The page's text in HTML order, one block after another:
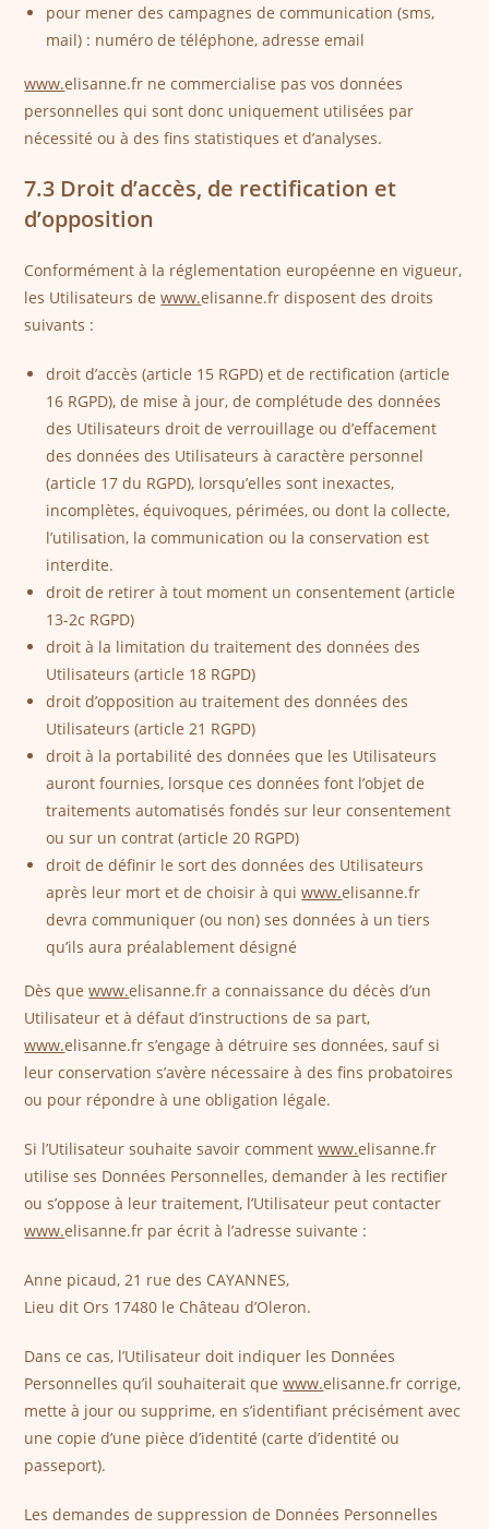
pour mener des campagnes de communication (sms,
mail) : numéro de téléphone, adresse email
www.elisanne.fr ne commercialise pas vos données
personnelles qui sont donc uniquement utilisées par
nécessité ou à des fins statistiques et d’analyses.
7.3 Droit d’accès, de rectification et
d’opposition
Conformément à la réglementation européenne en vigueur,
les Utilisateurs dewww.elisanne.fr disposent des droits
suivants :
droit d’accès (article 15 RGPD) et de rectification (article
16 RGPD), de mise à jour, de complétude des données
des Utilisateurs droit de verrouillage ou d’effacement
des données des Utilisateurs à caractère personnel
(article 17 du RGPD), lorsqu’elles sont inexactes,
incomplètes, équivoques, périmées, ou dont la collecte,
l’utilisation, la communication ou la conservation est
interdite.
droit de retirer à tout moment un consentement (article
13-2c RGPD)
droit à la limitation du traitement des données des
Utilisateurs (article 18 RGPD)
droit d’opposition au traitement des données des
Utilisateurs (article 21 RGPD)
droit à la portabilité des données que les Utilisateurs
auront fournies, lorsque ces données font l’objet de
traitements automatisés fondés sur leur consentement
ou sur un contrat (article 20 RGPD)
droit de définir le sort des données des Utilisateurs
après leur mort et de choisir à quiwww.elisanne.fr
devra communiquer (ou non) ses données à un tiers
qu’ils aura préalablement désigné
Dès quewww.elisanne.fr a connaissance du décès d’un
Utilisateur et à défaut d’instructions de sa part,
www.elisanne.fr s’engage à détruire ses données, sauf si
leur conservation s’avère nécessaire à des fins probatoires
ou pour répondre à une obligation légale.
Si l’Utilisateur souhaite savoir commentwww.elisanne.fr
utilise ses Données Personnelles, demander à les rectifier
ou s’oppose à leur traitement, l’Utilisateur peut contacter
www.elisanne.fr par écrit à l’adresse suivante :
Anne picaud, 21 rue des CAYANNES,
Lieu dit Ors 17480 le Château d’Oleron.
Dans ce cas, l’Utilisateur doit indiquer les Données
Personnelles qu’il souhaiterait quewww.elisanne.fr corrige,
mette à jour ou supprime, en s’identifiant précisément avec
une copie d’une pièce d’identité (carte d’identité ou
passeport).
Les demandes de suppression de Données Personnelles